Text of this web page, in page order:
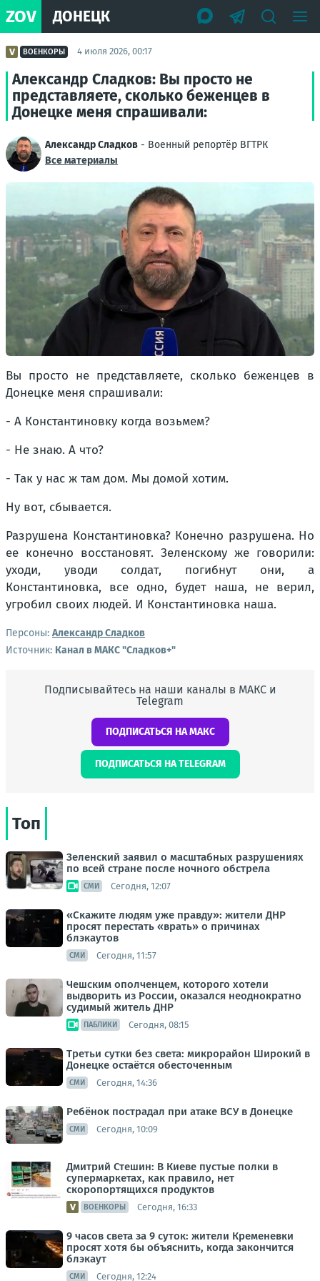
ZOV ДОНЕЦК
ВОЕНКОРЫ 4 июля 2026, 00:17
Александр Сладков: Вы просто не
представляете, сколько беженцев в
Донецке меня спрашивали:
Александр Сладков - Военный репортёр ВГТРК
Все материалы
Вы просто не представляете, сколько беженцев в
Донецке меня спрашивали:
- А Константиновку когда возьмем?
- Не знаю. А что?
- Так у нас ж там дом. Мы домой хотим.
Ну вот, сбывается.
Разрушена Константиновка? Конечно разрушена. Но
ее конечно восстановят. Зеленскому же говорили:
уходи, уводи солдат, погибнут они, а
Константиновка, все одно, будет наша, не верил,
угробил своих людей. И Константиновка наша.
Персоны: Александр Сладков
Источник: Канал в МАКС "Сладков+"
Подписывайтесь на наши каналы в МАКС и
Telegram
ПОДПИСАТЬСЯ НА МАКС
ПОДПИСАТЬСЯ НА TELEGRAM
Топ
Зеленский заявил о масштабных разрушениях
по всей стране после ночного обстрела
СМИ Сегодня, 12:07
«Скажите людям уже правду»: жители ДНР
просят перестать «врать» о причинах
блэкаутов
СМИ Сегодня, 11:57
Чешским ополченцем, которого хотели
выдворить из России, оказался неоднократно
судимый житель ДНР
ПАБЛИКИ Сегодня, 08:15
Третьи сутки без света: микрорайон Широкий в
Донецке остаётся обесточенным
СМИ Сегодня, 14:36
Ребёнок пострадал при атаке ВСУ в Донецке
СМИ Сегодня, 10:09
Дмитрий Стешин: В Киеве пустые полки в
супермаркетах, как правило, нет
скоропортящихся продуктов
ВОЕНКОРЫ Сегодня, 16:33
9 часов света за 9 суток: жители Кременевки
просят хотя бы объяснить, когда закончится
блэкаут
СМИ Сегодня, 12:24